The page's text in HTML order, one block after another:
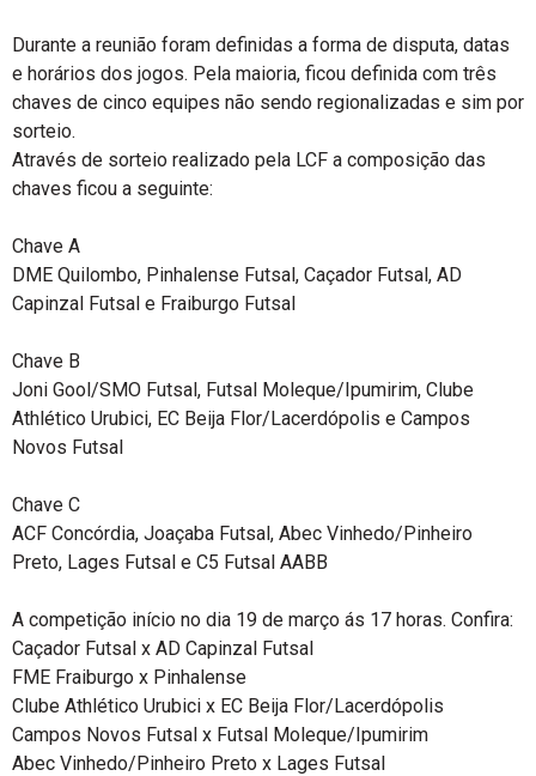
Durante a reunião foram definidas a forma de disputa, datas
e horários dos jogos. Pela maioria, ficou definida com três
chaves de cinco equipes não sendo regionalizadas e sim por
sorteio.
Através de sorteio realizado pela LCF a composição das
chaves ficou a seguinte:
Chave A
DME Quilombo, Pinhalense Futsal, Caçador Futsal, AD
Capinzal Futsal e Fraiburgo Futsal
Chave B
Joni Gool/SMO Futsal, Futsal Moleque/Ipumirim, Clube
Athlético Urubici, EC Beija Flor/Lacerdópolis e Campos
Novos Futsal
Chave C
ACF Concórdia, Joaçaba Futsal, Abec Vinhedo/Pinheiro
Preto, Lages Futsal e C5 Futsal AABB
A competição início no dia 19 de março ás 17 horas. Confira:
Caçador Futsal x AD Capinzal Futsal
FME Fraiburgo x Pinhalense
Clube Athlético Urubici x EC Beija Flor/Lacerdópolis
Campos Novos Futsal x Futsal Moleque/Ipumirim
Abec Vinhedo/Pinheiro Preto x Lages Futsal